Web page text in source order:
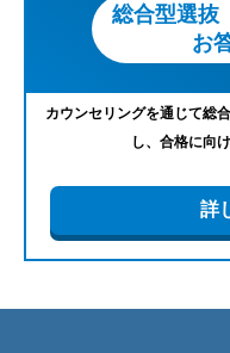
総合型選抜
お
カウンセリングを通じて総
し、合格に向
詳